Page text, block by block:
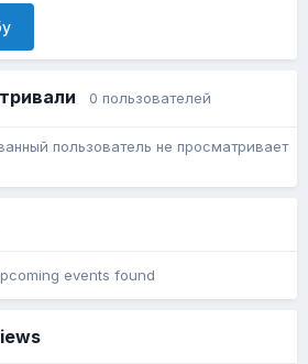
0 пользователей
пользователь не просматривает
events found